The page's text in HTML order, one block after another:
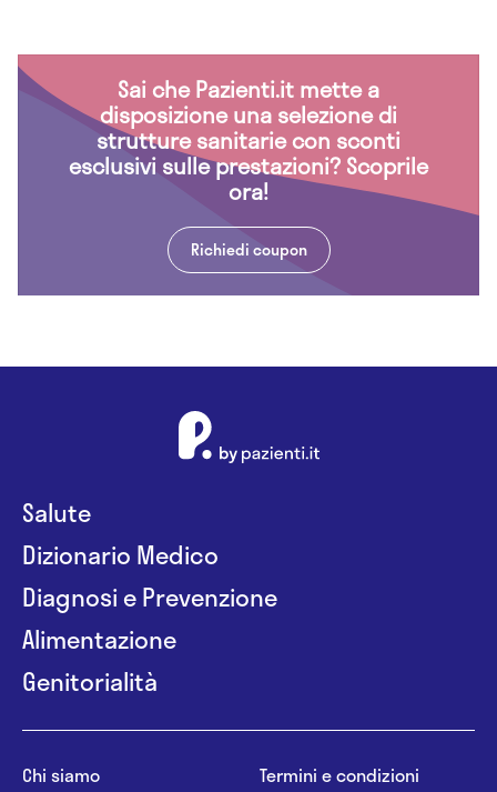
Sai che Pazienti.it mette a
disposizione una selezione di
strutture sanitarie con sconti
esclusivi sulle prestazioni? Scoprile
ora!
Richiedi coupon
Salute
Dizionario Medico
Diagnosi e Prevenzione
Alimentazione
Genitorialità
Chi siamo
Termini e condizioni